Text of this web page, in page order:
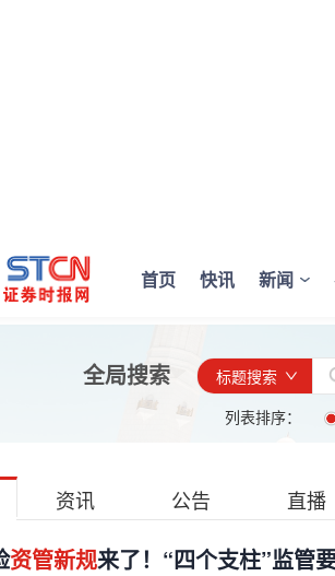
首页 快讯 新闻
全局搜索
标题搜索
列表排序：
资讯 公告 直播
资管新规来了！“四个支柱”监管